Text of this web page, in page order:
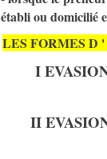
établi ou domicilié
LES FORMES
I
II